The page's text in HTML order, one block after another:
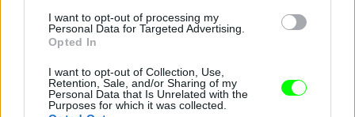
I want to opt-out of processing my
Personal Data for Targeted Advertising.
Opted In
I want to opt-out of Collection, Use,
Retention, Sale, and/or Sharing of my
Personal Data that Is Unrelated with the
Purposes for which it was collected.
Ezt a fejdíszt, reméljük, a Drag Con után egyenesen
vitték a múzeumba.